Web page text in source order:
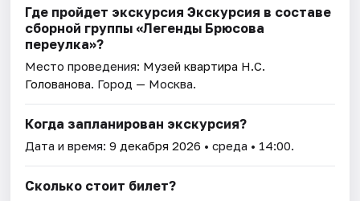
Где пройдет экскурсия Экскурсия в составе
сборной группы «Легенды Брюсова
переулка»?
Место проведения: Музей квартира Н.С.
Голованова. Город — Москва.
Когда запланирован экскурсия?
Дата и время:9 декабря 2026 • среда • 14:00.
Сколько стоит билет?